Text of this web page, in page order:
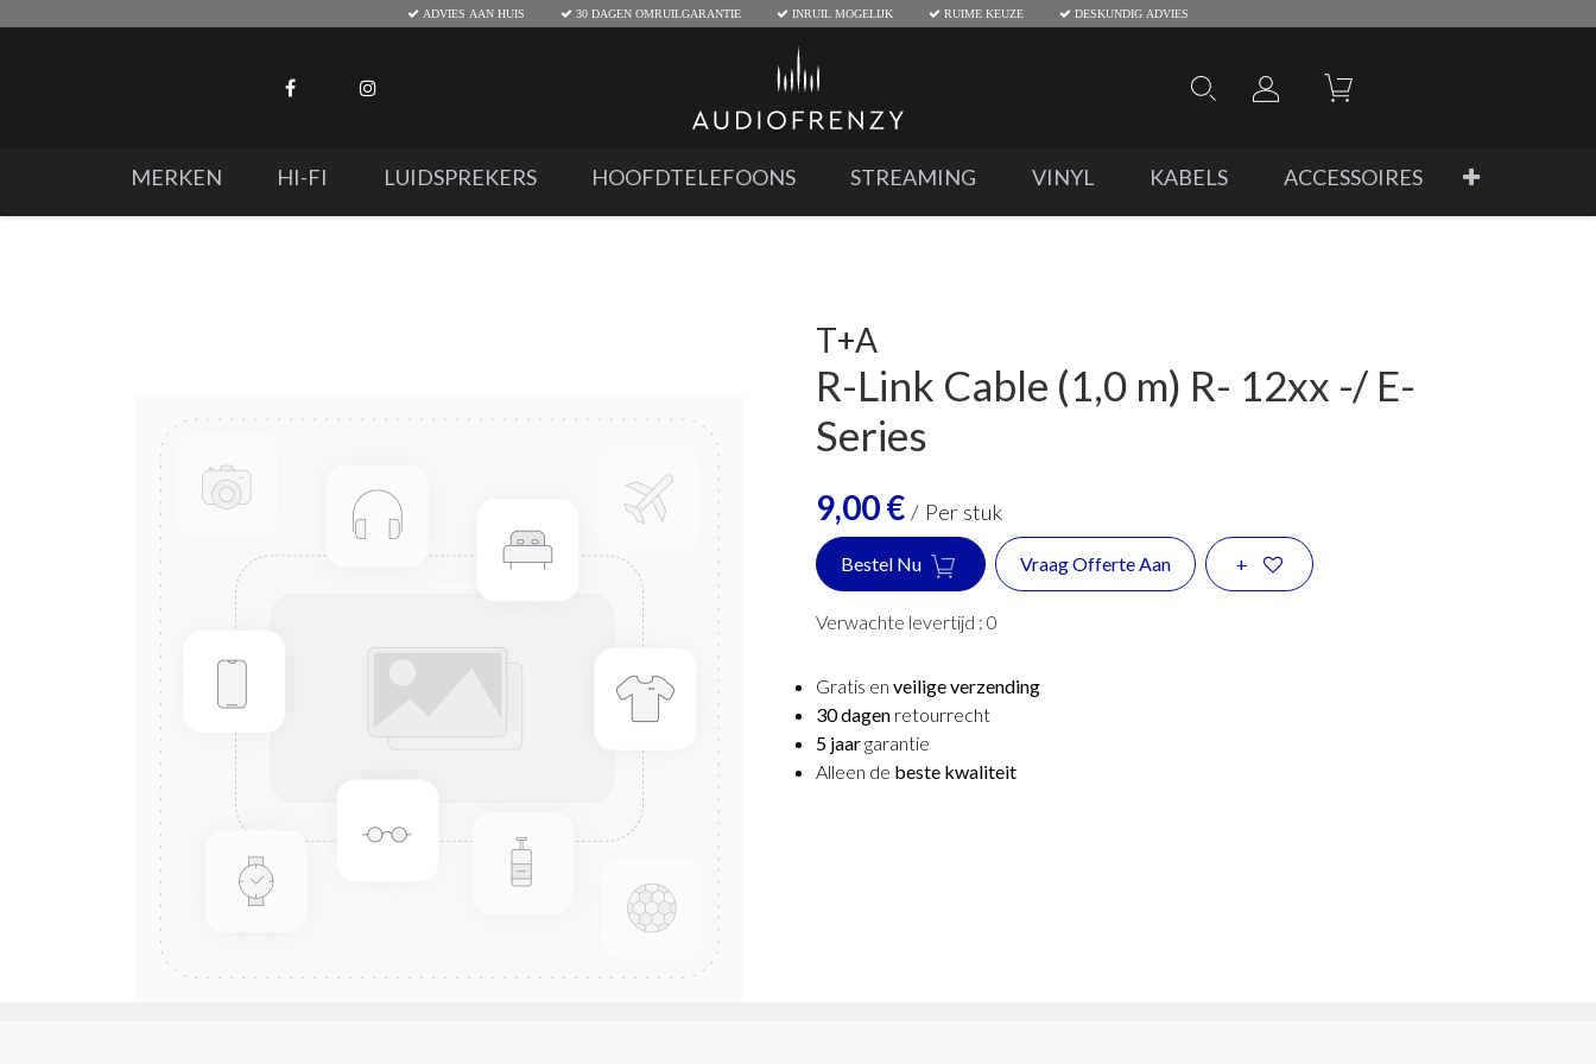
ADVIES AAN HUIS 30 DAGEN OMRUILGARANTIE INRUIL MOGELIJK RUIME KEUZE DESKUNDIG ADVIES
MERKEN HI-FI LUIDSPREKERS HOOFDTELEFOONS STREAMING VINYL KABELS ACCESSOIRES
T+A
R-Link Cable (1,0 m) R- 12xx -/ E-
Series
9,00€ / Per stuk
Bestel Nu Vraag Offerte Aan +
Verwachte levertijd : 0
Gratis en veilige verzending
30 dagen retourrecht
5 jaargarantie
Alleen de beste kwaliteit